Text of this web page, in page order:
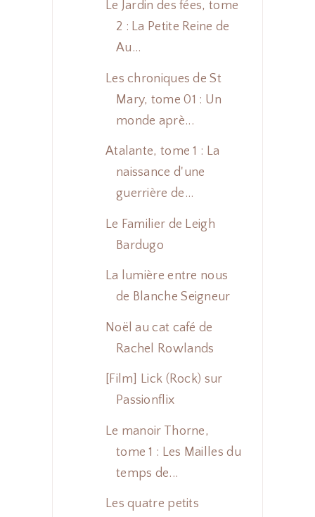
Le Jardin des fées, tome
2 : La Petite Reine de
Au...
Les chroniques de St
Mary, tome 01 : Un
monde aprè...
Atalante, tome 1 : La
naissance d'une
guerrière de...
Le Familier de Leigh
Bardugo
La lumière entre nous
de Blanche Seigneur
Noël au cat café de
Rachel Rowlands
[Film] Lick (Rock) sur
Passionflix
Le manoir Thorne,
tome 1 : Les Mailles du
temps de...
Les quatre petits